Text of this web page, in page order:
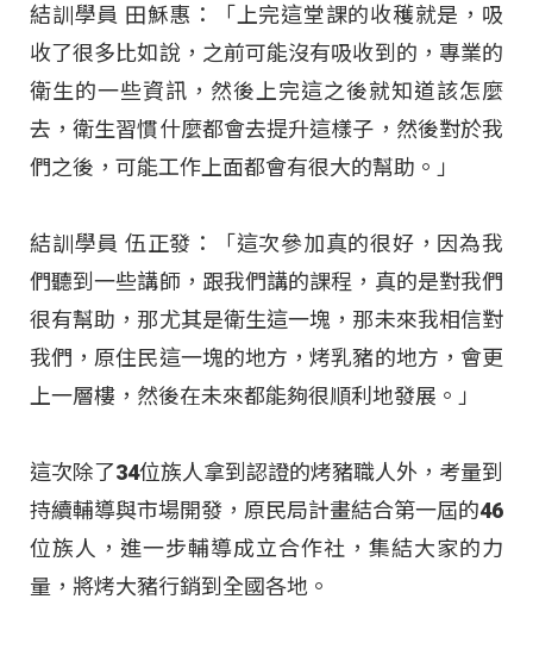
結訓學員 田穌惠：「上完這堂課的收穫就是，吸
收了很多比如說，之前可能沒有吸收到的，專業的
衛生的一些資訊，然後上完這之後就知道該怎麼
去，衛生習慣什麼都會去提升這樣子，然後對於我
們之後，可能工作上面都會有很大的幫助。」
結訓學員 伍正發：「這次參加真的很好，因為我
們聽到一些講師，跟我們講的課程，真的是對我們
很有幫助，那尤其是衛生這一塊，那未來我相信對
我們，原住民這一塊的地方，烤乳豬的地方，會更
上一層樓，然後在未來都能夠很順利地發展。」
這次除了34位族人拿到認證的烤豬職人外，考量到
持續輔導與市場開發，原民局計畫結合第一屆的46
位族人，進一步輔導成立合作社，集結大家的力
量，將烤大豬行銷到全國各地。